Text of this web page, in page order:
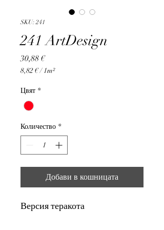
SKU: 241
241 ArtDesign
30,88 €Цена
8,82 €/1m²
на
Квадратен
Цвят *
Количество *
Добави в кошницата
Версия теракота